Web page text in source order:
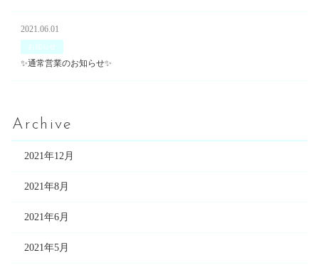
2021.06.01
お知らせ
✨通常営業のお知らせ✨
Archive
2021年12月
2021年8月
2021年6月
2021年5月